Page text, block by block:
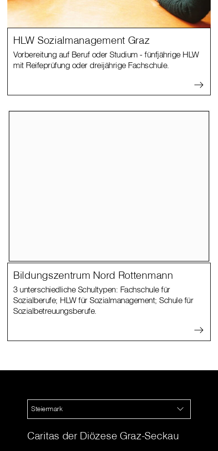
HLW Sozialmanagement Graz
Vorbereitung auf Beruf oder Studium - fünfjährige HLW
mit Reifeprüfung oder dreijährige Fachschule.
Bildungszentrum Nord Rottenmann
3 unterschiedliche Schultypen: Fachschule für
Sozialberufe; HLW für Sozialmanagement; Schule für
Sozialbetreuungsberufe.
Steiermark
Caritas der Diözese Graz-Seckau